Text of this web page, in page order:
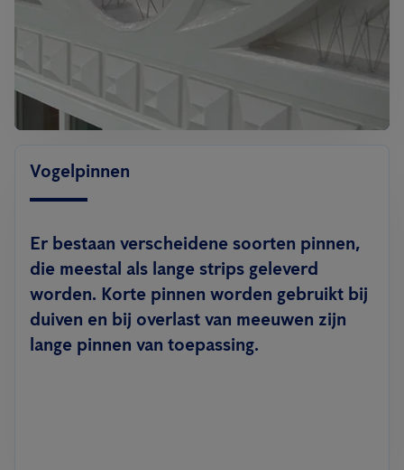
Vogelpinnen
Er bestaan verscheidene soorten pinnen,
die meestal als lange strips geleverd
worden. Korte pinnen worden gebruikt bij
duiven en bij overlast van meeuwen zijn
lange pinnen van toepassing.